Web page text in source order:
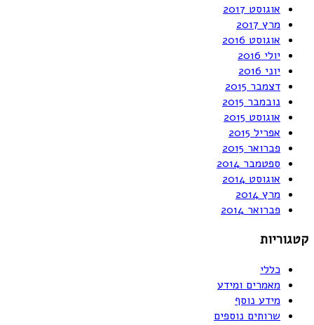
אוגוסט 2017
מרץ 2017
אוגוסט 2016
יולי 2016
יוני 2016
דצמבר 2015
נובמבר 2015
אוגוסט 2015
אפריל 2015
פברואר 2015
ספטמבר 2014
אוגוסט 2014
מרץ 2014
פברואר 2014
קטגוריות
כללי
מאמרים ומידע
מידע נוסף
שרותים נוספים